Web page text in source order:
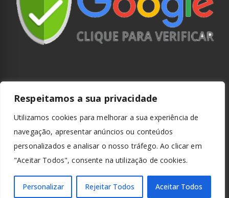
Respeitamos a sua privacidade
Utilizamos cookies para melhorar a sua experiência de
navegação, apresentar anúncios ou conteúdos
personalizados e analisar o nosso tráfego. Ao clicar em
"Aceitar Todos", consente na utilização de cookies.
Personalizar Rejeitar Todos Aceitar Todos